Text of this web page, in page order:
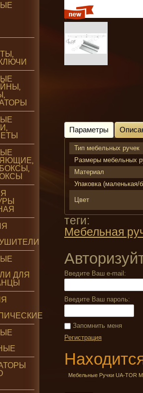
Новинка
Параметры
Тип мебельных ручек
Размеры мебельных
Материал
Упаковка (маленькая/
Цвет
теги:
Мебельная
Введите Ваш e-mail:
Введите Ваш пароль:
Запомнить меня
Регистрация
Мебельные Ручки UA-TOR
ДЛЯ